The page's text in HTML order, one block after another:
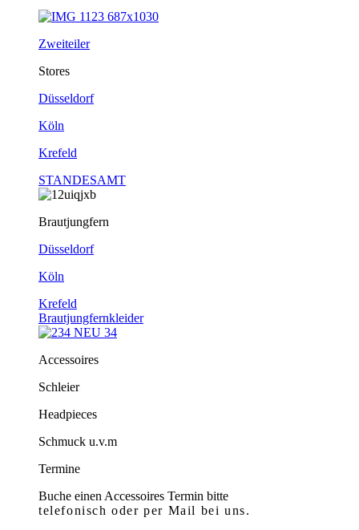
Zweiteiler
Stores
Düsseldorf
Köln
Krefeld
STANDESAMT
Brautjungfern
Düsseldorf
Köln
Krefeld
Brautjungfernkleider
Accessoires
Schleier
Headpieces
Schmuck u.v.m
Termine
Buche einen Accessoires Termin bitte
telefonischoder per Mail bei uns.